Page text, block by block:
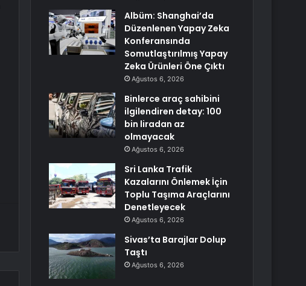
Albüm: Shanghai’da
Düzenlenen Yapay Zeka
Konferansında
Somutlaştırılmış Yapay
Zeka Ürünleri Öne Çıktı
Ağustos 6, 2026
Binlerce araç sahibini
ilgilendiren detay: 100
bin liradan az
olmayacak
Ağustos 6, 2026
Sri Lanka Trafik
Kazalarını Önlemek İçin
Toplu Taşıma Araçlarını
Denetleyecek
Ağustos 6, 2026
Sivas’ta Barajlar Dolup
Taştı
Ağustos 6, 2026